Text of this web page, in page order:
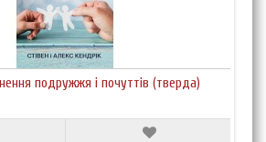
подружжя і почуттів (тверда)